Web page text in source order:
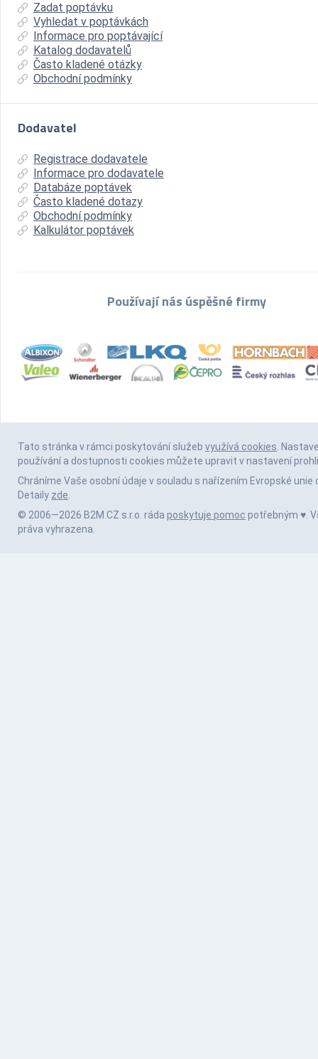
Zadat poptávku
Vyhledat v poptávkách
Informace pro poptávající
Katalog dodavatelů
Často kladené otázky
Obchodní podmínky
Dodavatel
Registrace dodavatele
Informace pro dodavatele
Databáze poptávek
Často kladené dotazy
Obchodní podmínky
Kalkulátor poptávek
Používají nás úspěšné firmy
Tato stránka v rámci poskytování služeb využívá cookies.
používání a dostupnosti cookies můžete upravit v nastavení
Chráníme Vaše osobní údaje v souladu s nařízením Evropské unie
Detaily zde.
© 2006—2026 B2M.CZ s.r.o. ráda poskytuje pomoc potřebným ♥️.
práva vyhrazena.